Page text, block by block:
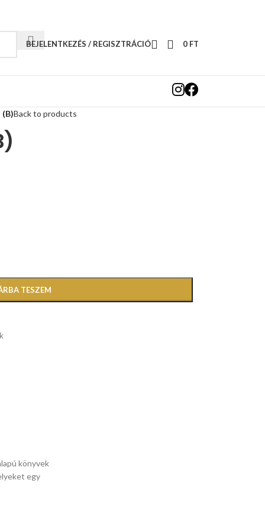
BEJELENTKEZÉS / REGISZTRÁCIÓ 0 FT
Back to products
TESZEM
könyvek
egy